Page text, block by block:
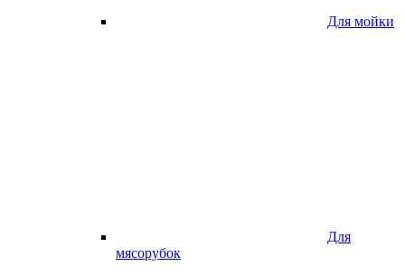
Для мойки
Для
мясорубок